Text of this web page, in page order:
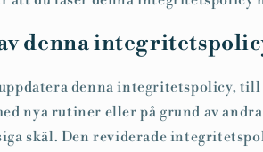
denna
denna integritetspolicy, till
nya rutiner eller på grund av
skäl. Den reviderade